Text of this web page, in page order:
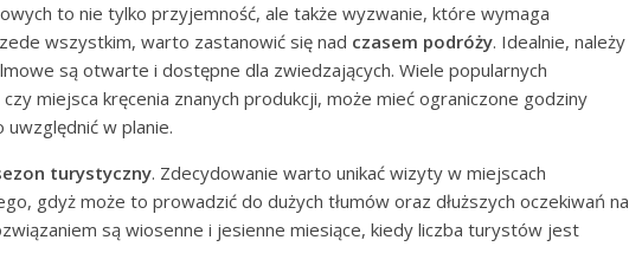
to nie tylko przyjemność, ale także wyzwanie, które wymaga
wszystkim, warto zastanowić się nad czasem podróży. Idealnie, należy
są otwarte i dostępne dla zwiedzających. Wiele popularnych
miejsca kręcenia znanych produkcji, może mieć ograniczone godziny
w planie.
turystyczny. Zdecydowanie warto unikać wizyty w miejscach
gdyż może to prowadzić do dużych tłumów oraz dłuższych oczekiwań na
są wiosenne i jesienne miesiące, kiedy liczba turystów jest